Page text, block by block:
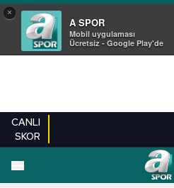
×
A SPOR
Mobil uygulaması
Ücretsiz - Google Play'de
CANLI
SKOR